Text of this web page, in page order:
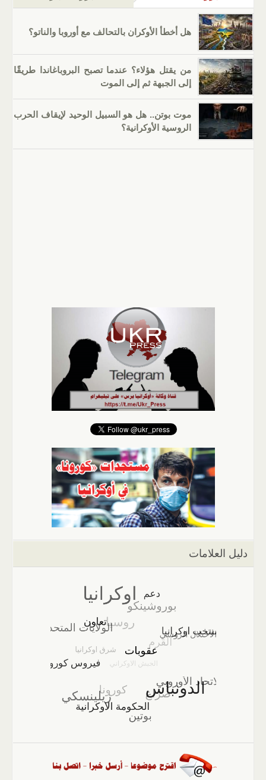
هل أخطأ الأوكران بالتحالف مع أوروبا والناتو؟
من يقتل هؤلاء؟ عندما تصبح البروباغاندا طريقًا
إلى الجبهة ثم إلى الموت
موت بوتن.. هل هو السبيل الوحيد لإيقاف الحرب
الروسية الأوكرانية؟
دليل العلامات